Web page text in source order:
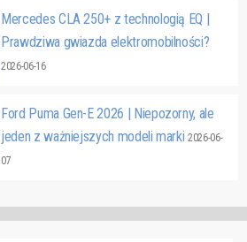
Mercedes CLA 250+ z technologią EQ |
Prawdziwa gwiazda elektromobilności?
2026-06-16
Ford Puma Gen-E 2026 | Niepozorny, ale
jeden z ważniejszych modeli marki2026-06-
07